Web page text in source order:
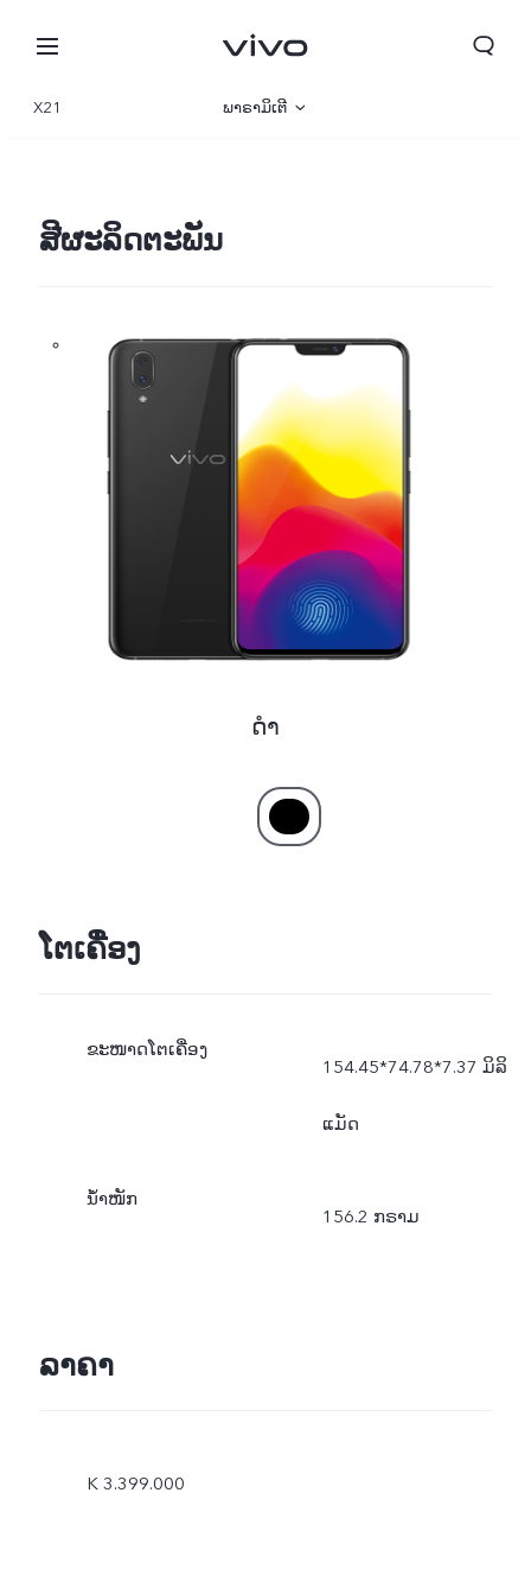
X21 ພາຣາມິເຕີ
ສີຜະລິດຕະພັນ
ດຳ
ໂຕເຄື່ອງ
ຂະໜາດໂຕເຄື່ອງ
154.45*74.78*7.37 ມິລິ
ແມັດ
ນ້ຳໜັກ
156.2 ກຣາມ
ລາຄາ
K 3.399.000